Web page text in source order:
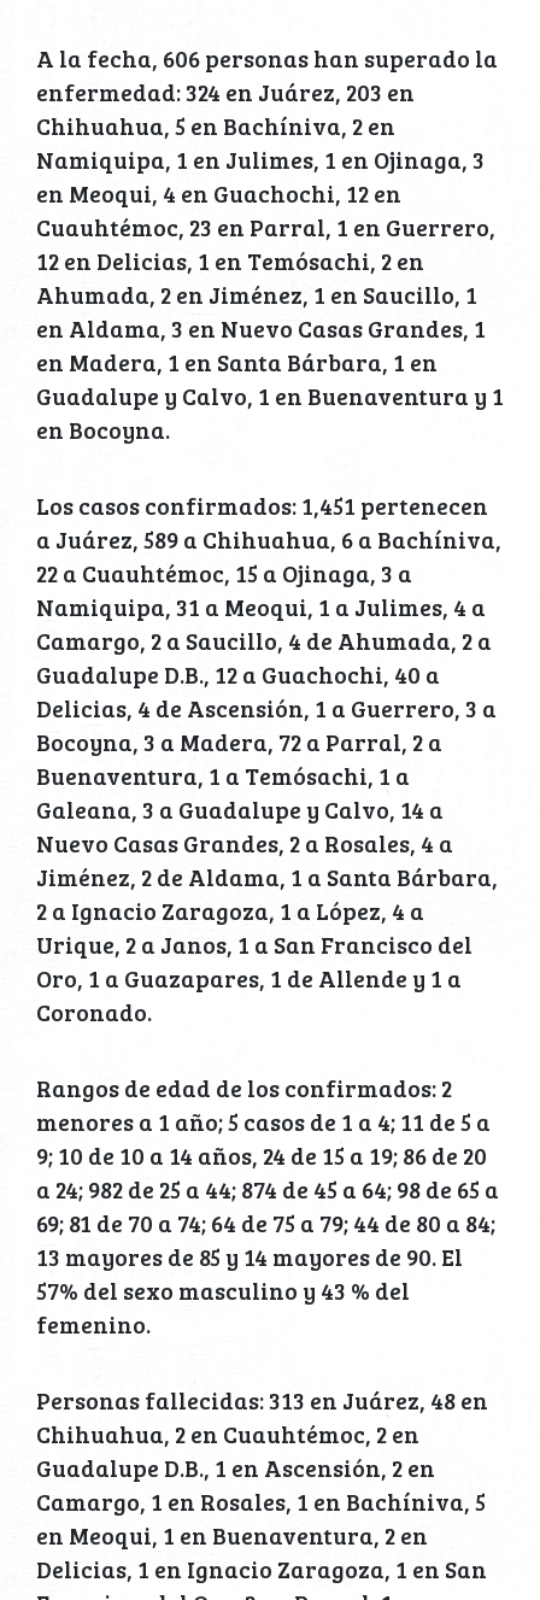
A la fecha, 606 personas han superado la
enfermedad: 324 en Juárez, 203 en
Chihuahua, 5 en Bachíniva, 2 en
Namiquipa, 1 en Julimes, 1 en Ojinaga, 3
en Meoqui, 4 en Guachochi, 12 en
Cuauhtémoc, 23 en Parral, 1 en Guerrero,
12 en Delicias, 1 en Temósachi, 2 en
Ahumada, 2 en Jiménez, 1 en Saucillo, 1
en Aldama, 3 en Nuevo Casas Grandes, 1
en Madera, 1 en Santa Bárbara, 1 en
Guadalupe y Calvo, 1 en Buenaventura y 1
en Bocoyna.
Los casos confirmados: 1,451 pertenecen
a Juárez, 589 a Chihuahua, 6 a Bachíniva,
22 a Cuauhtémoc, 15 a Ojinaga, 3 a
Namiquipa, 31 a Meoqui, 1 a Julimes, 4 a
Camargo, 2 a Saucillo, 4 de Ahumada, 2 a
Guadalupe D.B., 12 a Guachochi, 40 a
Delicias, 4 de Ascensión, 1 a Guerrero, 3 a
Bocoyna, 3 a Madera, 72 a Parral, 2 a
Buenaventura, 1 a Temósachi, 1 a
Galeana, 3 a Guadalupe y Calvo, 14 a
Nuevo Casas Grandes, 2 a Rosales, 4 a
Jiménez, 2 de Aldama, 1 a Santa Bárbara,
2 a Ignacio Zaragoza, 1 a López, 4 a
Urique, 2 a Janos, 1 a San Francisco del
Oro, 1 a Guazapares, 1 de Allende y 1 a
Coronado.
Rangos de edad de los confirmados: 2
menores a 1 año; 5 casos de 1 a 4; 11 de 5 a
9; 10 de 10 a 14 años, 24 de 15 a 19; 86 de 20
a 24; 982 de 25 a 44; 874 de 45 a 64; 98 de 65 a
69; 81 de 70 a 74; 64 de 75 a 79; 44 de 80 a 84;
13 mayores de 85 y 14 mayores de 90. El
57% del sexo masculino y 43 % del
femenino.
Personas fallecidas: 313 en Juárez, 48 en
Chihuahua, 2 en Cuauhtémoc, 2 en
Guadalupe D.B., 1 en Ascensión, 2 en
Camargo, 1 en Rosales, 1 en Bachíniva, 5
en Meoqui, 1 en Buenaventura, 2 en
Delicias, 1 en Ignacio Zaragoza, 1 en San